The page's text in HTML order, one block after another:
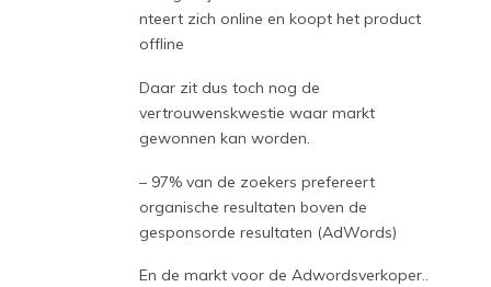
nteert zich online en koopt het product
offline
Daar zit dus toch nog de
vertrouwenskwestie waar markt
gewonnen kan worden.
– 97% van de zoekers prefereert
organische resultaten boven de
gesponsorde resultaten (AdWords)
En de markt voor de Adwordsverkoper..